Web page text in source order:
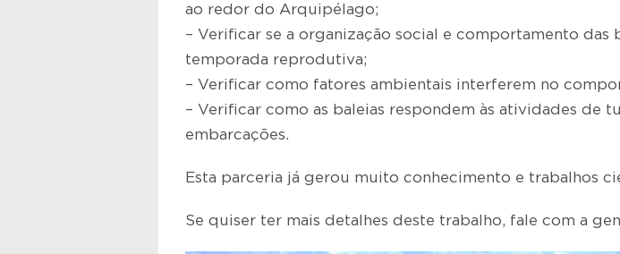
ao redor do Arquipélago;
– Verificar se a organização social e comportamento das
temporada reprodutiva;
– Verificar como fatores ambientais interferem no
– Verificar como as baleias respondem às atividades de
embarcações.
Esta parceria já gerou muito conhecimento e trabalhos
Se quiser ter mais detalhes deste trabalho, fale com a